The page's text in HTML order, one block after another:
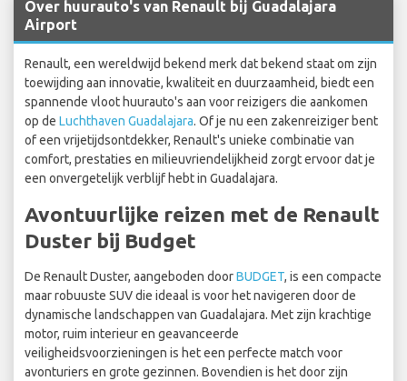
Over huurauto's van Renault bij Guadalajara
Airport
Renault, een wereldwijd bekend merk dat bekend staat om zijn
toewijding aan innovatie, kwaliteit en duurzaamheid, biedt een
spannende vloot huurauto's aan voor reizigers die aankomen
op de Luchthaven Guadalajara. Of je nu een zakenreiziger bent
of een vrijetijdsontdekker, Renault's unieke combinatie van
comfort, prestaties en milieuvriendelijkheid zorgt ervoor dat je
een onvergetelijk verblijf hebt in Guadalajara.
Avontuurlijke reizen met de Renault
Duster bij Budget
De Renault Duster, aangeboden doorBUDGET, is een compacte
maar robuuste SUV die ideaal is voor het navigeren door de
dynamische landschappen van Guadalajara. Met zijn krachtige
motor, ruim interieur en geavanceerde
veiligheidsvoorzieningen is het een perfecte match voor
avonturiers en grote gezinnen. Bovendien is het door zijn